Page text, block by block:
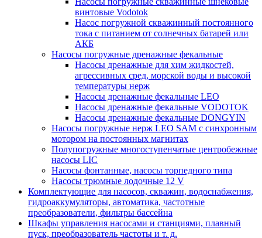
винтовые Vodotok
Насос погружной скважинный постоянного
тока с питанием от солнечных батарей или
АКБ
Насосы погружные дренажные фекальные
Насосы дренажные для хим жидкостей,
агрессивных сред, морской воды и высокой
температуры нерж
Насосы дренажные фекальные LEO
Насосы дренажные фекальные VODOTOK
Насосы дренажные фекальные DONGYIN
Насосы погружные нерж LEO SAM с синхронным
мотором на постоянных магнитах
Полупогружные многоступенчатые центробежные
насосы LIC
Насосы фонтанные, насосы торпедного типа
Насосы трюмные лодочные 12 V
Комплектующие для насосов, скважин, водоснабжения,
гидроаккумуляторы, автоматика, частотные
преобразователи, фильтры бассейна
Шкафы управления насосами и станциями, плавный
пуск, преобразователь частоты и т. д.